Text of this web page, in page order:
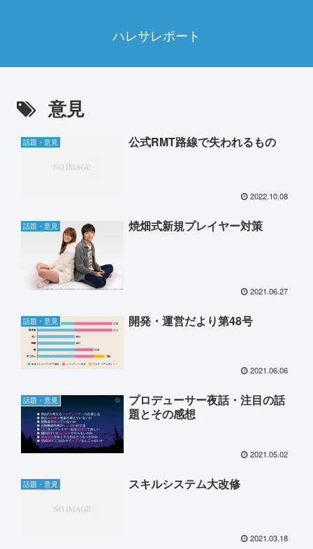
ハレサレポート
意見
話題・意見 公式RMT路線で失われるもの
2022.10.08
話題・意見 焼畑式新規プレイヤー対策
2021.06.27
話題・意見 開発・運営だより第48号
2021.06.06
話題・意見
プロデューサー夜話・注目の話
題とその感想
2021.05.02
話題・意見 スキルシステム大改修
2021.03.18